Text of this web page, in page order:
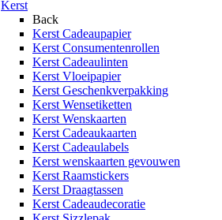
Kerst
Back
Kerst Cadeaupapier
Kerst Consumentenrollen
Kerst Cadeaulinten
Kerst Vloeipapier
Kerst Geschenkverpakking
Kerst Wensetiketten
Kerst Wenskaarten
Kerst Cadeaukaarten
Kerst Cadeaulabels
Kerst wenskaarten gevouwen
Kerst Raamstickers
Kerst Draagtassen
Kerst Cadeaudecoratie